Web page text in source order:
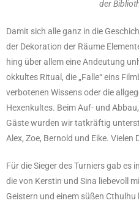
der
Damit sich alle ganz in die
der Dekoration der Räume
hing über allem eine Andeutung
okkultes Ritual, die „Falle“ eins
verbotenen Wissens oder die
Hexenkultes. Beim Auf- und
Gäste wurden wir tatkräftig
Alex, Zoe, Bernold und Eike. Vielen
Für die Sieger des Turniers gab es
die von Kerstin und Sina liebevoll
Geistern und einem süßen